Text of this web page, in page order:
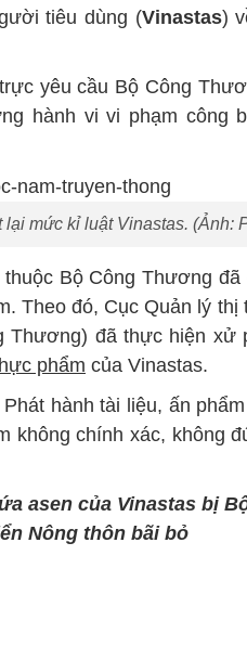
tiêu dùng (Vinastas)
yêu cầu Bộ Công
hành vi vi phạm công
mức kỉ luật Vinastas. (Ảnh:
Bộ Công Thương
Theo đó, Cục Quản lý
Thương) đã thực hiện xử
phẩm của Vinastas.
hành tài liệu, ấn
không chính xác, không
asen của Vinastas bị
Nông thôn bãi bỏ